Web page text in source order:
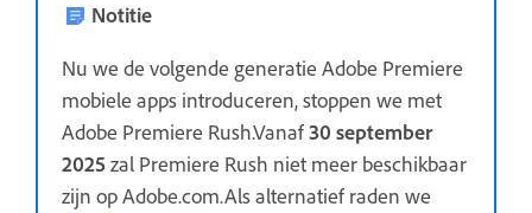
Notitie
Nu we de volgende generatie Adobe Premiere
mobiele apps introduceren, stoppen we met
Adobe Premiere Rush.Vanaf30 september
2025zal Premiere Rush niet meer beschikbaar
zijn op Adobe.com.Als alternatief raden we